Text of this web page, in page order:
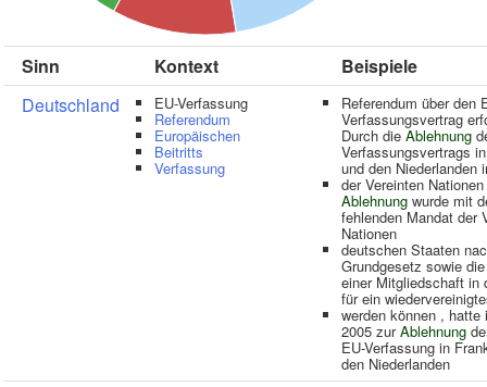
Sinn Kontext
Beispiele
Deutschland
EU-Verfassung
Referendum
Europäischen
Beitritts
Verfassung
Referendum über den
Verfassungsvertrag
Durch die Ablehnung
Verfassungsvertrags
und den Niederlanden
der Vereinten
Ablehnung wurde mit
fehlenden Mandat der
Nationen
deutschen Staaten
Grundgesetz sowie
einer Mitgliedschaft in
für ein
werden können , hatte
2005 zurAblehnung
EU-Verfassung in
den Niederlanden